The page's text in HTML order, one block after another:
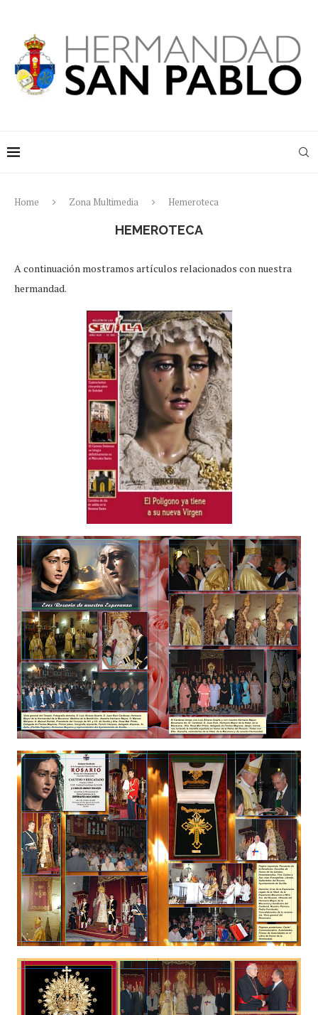
Home Zona Multimedia Hemeroteca
HEMEROTECA
A continuación mostramos artículos relacionados con nuestra
hermandad.